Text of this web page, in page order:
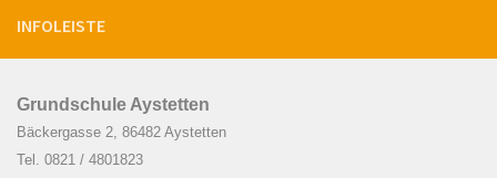
INFOLEISTE
Grundschule Aystetten
Bäckergasse 2, 86482 Aystetten
Tel. 0821 / 4801823